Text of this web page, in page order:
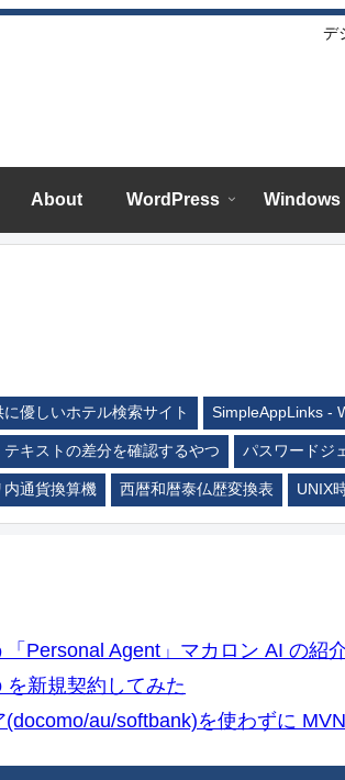
デ
About WordPress Windows
に優しいホテル検索サイト SimpleAppLinks -
テキストの差分を確認するやつ パスワードジ
内通貨換算機 西暦和暦泰仏歴変換表 UNIX
Personal Agent」マカロン AI の紹
新規契約してみた
au/softbank)を使わずに